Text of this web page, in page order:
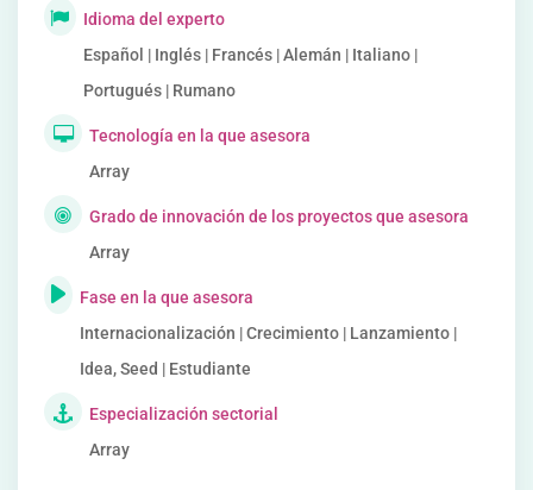
Idioma del experto
Español | Inglés | Francés | Alemán | Italiano |
Portugués | Rumano
Tecnología en la que asesora
Array
Grado de innovación de los proyectos que asesora
Array
Fase en la que asesora
Internacionalización | Crecimiento | Lanzamiento |
Idea, Seed | Estudiante
Especialización sectorial
Array